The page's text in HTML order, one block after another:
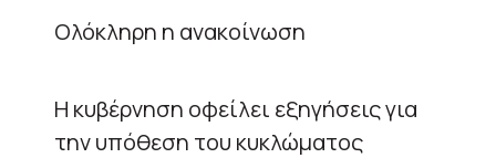
Ολόκληρη η ανακοίνωση
Η κυβέρνηση οφείλει εξηγήσεις για
την υπόθεση του κυκλώματος